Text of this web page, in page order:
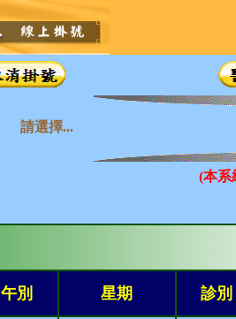
請選擇...
(本系
午別 星期 診別